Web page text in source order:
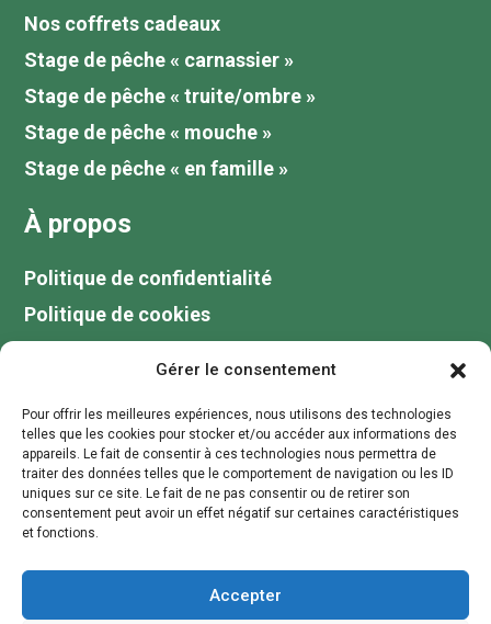
Gérer le consentement
Pour offrir les meilleures expériences, nous utilisons des technologies
telles que les cookies pour stocker et/ou accéder aux informations des
appareils. Le fait de consentir à ces technologies nous permettra de
traiter des données telles que le comportement de navigation ou les ID
uniques sur ce site. Le fait de ne pas consentir ou de retirer son
consentement peut avoir un effet négatif sur certaines caractéristiques
et fonctions.
Accepter
Nos coffrets cadeaux
Stage de pêche « carnassier »
Stage de pêche « truite/ombre »
Stage de pêche « mouche »
Stage de pêche « en famille »
À propos
Politique de confidentialité
Politique de cookies
Blog
Votre guide de pêche au lac du Der
Contactez moi
contact@stagepechechampagne.fr